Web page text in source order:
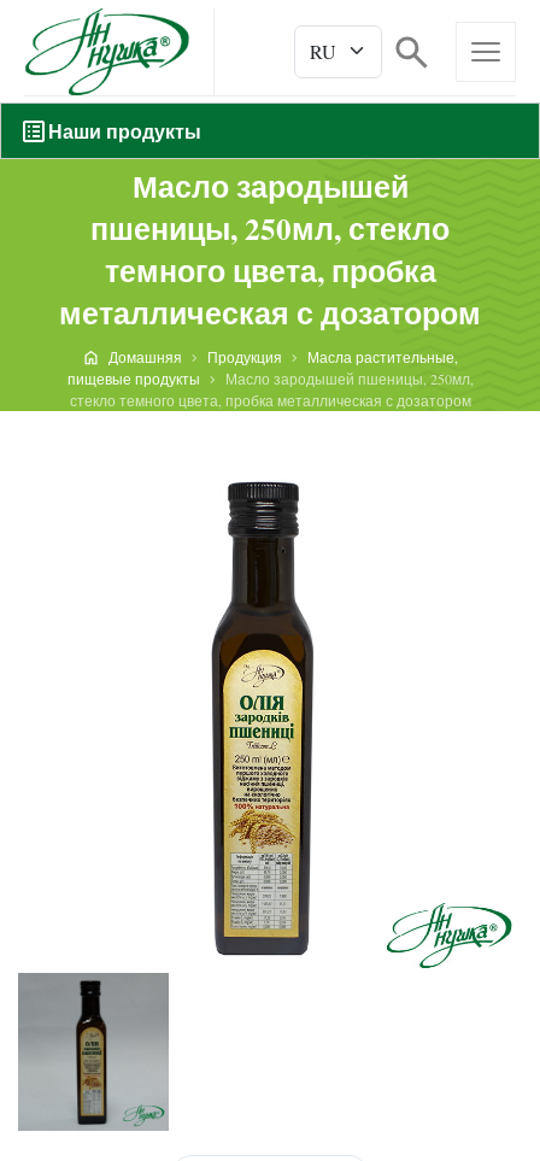
Наши продукты
Масло зародышей
пшеницы, 250мл, стекло
темного цвета, пробка
металлическая с дозатором
Домашняя Продукция
Масла растительные,
пищевые продукты
Масло зародышей пшеницы, 250мл,
стекло темного цвета, пробка металлическая с дозатором